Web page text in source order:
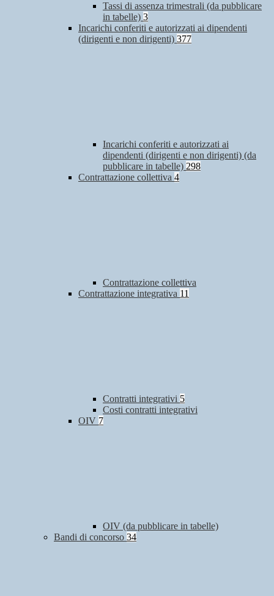
Tassi di assenza trimestrali (da pubblicare
in tabelle) 3
Incarichi conferiti e autorizzati ai dipendenti
(dirigenti e non dirigenti) 377
Incarichi conferiti e autorizzati ai
dipendenti (dirigenti e non dirigenti) (da
pubblicare in tabelle) 298
Contrattazione collettiva 4
Contrattazione collettiva
Contrattazione integrativa 11
Contratti integrativi 5
Costi contratti integrativi
OIV 7
OIV (da pubblicare in tabelle)
Bandi di concorso 34